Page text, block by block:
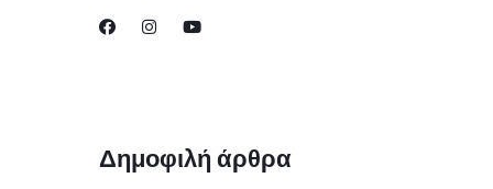
Δημοφιλή άρθρα